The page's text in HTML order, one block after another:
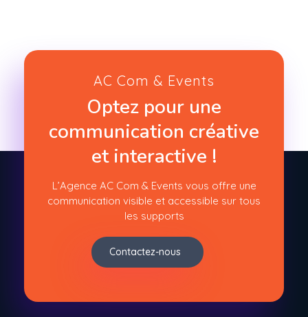
AC Com & Events
Optez pour une
communication créative
et interactive !
L’Agence AC Com & Events vous offre une
communication visible et accessible sur tous
les supports
Contactez-nous